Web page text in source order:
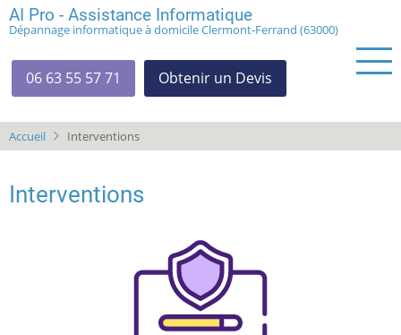
Aller
au
contenu
principal
AI Pro - Assistance Informatique
Dépannage informatique à domicile Clermont‑Ferrand (63000)
06 63 55 57 71 Obtenir un Devis
Accueil Interventions
Interventions